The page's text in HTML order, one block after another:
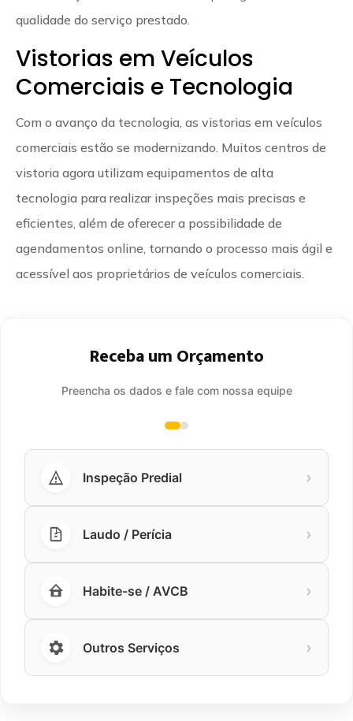
qualidade do serviço prestado.
Vistorias em Veículos
Comerciais e Tecnologia
Com o avanço da tecnologia, as vistorias em veículos
comerciais estão se modernizando. Muitos centros de
vistoria agora utilizam equipamentos de alta
tecnologia para realizar inspeções mais precisas e
eficientes, além de oferecer a possibilidade de
agendamentos online, tornando o processo mais ágil e
acessível aos proprietários de veículos comerciais.
Receba um Orçamento
Preencha os dados e fale com nossa equipe
Inspeção Predial ›
Laudo / Perícia ›
Habite-se / AVCB ›
Outros Serviços ›